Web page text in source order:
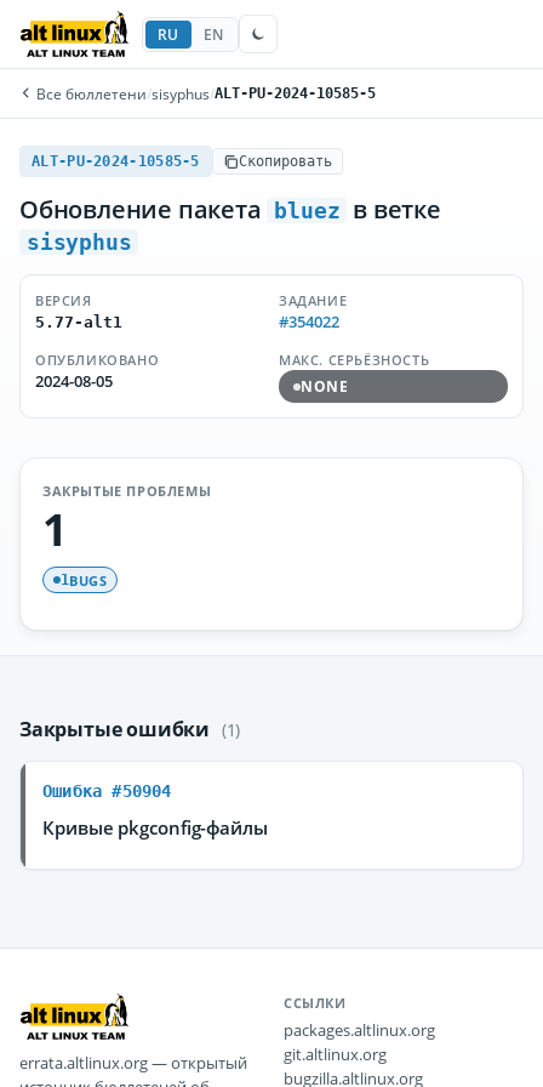
RU EN
Все бюллетени/sisyphus/ALT-PU-2024-10585-5
ALT-PU-2024-10585-5 Скопировать
Обновление пакета bluez в ветке
sisyphus
ВЕРСИЯ
5.77-alt1
ЗАДАНИЕ
#354022
ОПУБЛИКОВАНО
2024-08-05
МАКС. СЕРЬЁЗНОСТЬ
NONE
ЗАКРЫТЫЕ ПРОБЛЕМЫ
1
1BUGS
Закрытые ошибки (1)
Ошибка #50904
Кривые pkgconfig-файлы
errata.altlinux.org — открытый
ССЫЛКИ
packages.altlinux.org
git.altlinux.org
bugzilla.altlinux.org